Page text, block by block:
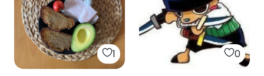
1 0